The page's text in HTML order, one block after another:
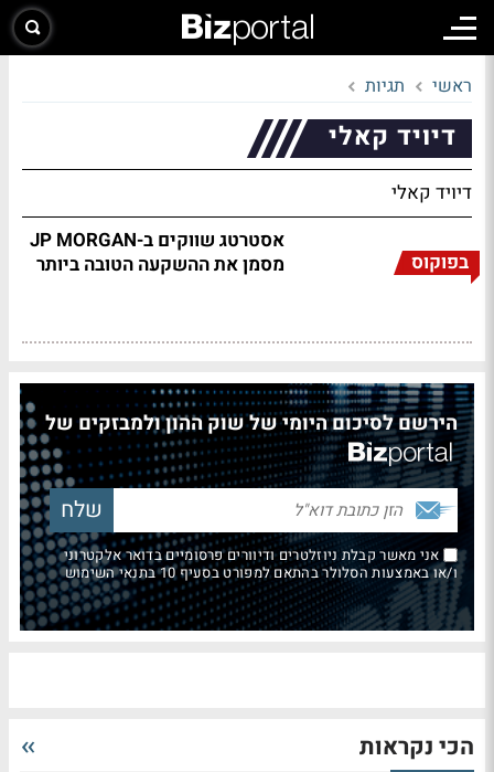
ראשי תגיות
דיויד קאלי
דיויד קאלי
בפוקוס
אסטרטג שווקים ב-JP MORGAN
מסמן את ההשקעה הטובה ביותר
הירשם לסיכום היומי של שוק ההון ולמבזקים של
אני מאשר קבלת ניוזלטרים ודיוורים פרסומיים בדואר אלקטרוני
ו/או באמצעות הסלולר בהתאם למפורט בסעיף 10 בתנאי השימוש
הכי נקראות